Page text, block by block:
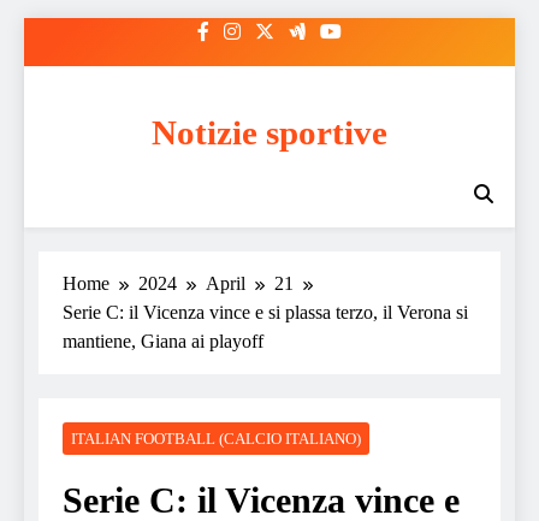
Notizie sportive
Home 2024 April
21
Serie C: il Vicenza vince e si plassa terzo, il Verona si
mantiene, Giana ai playoff
ITALIAN FOOTBALL (CALCIO ITALIANO)
Serie C: il Vicenza vince e